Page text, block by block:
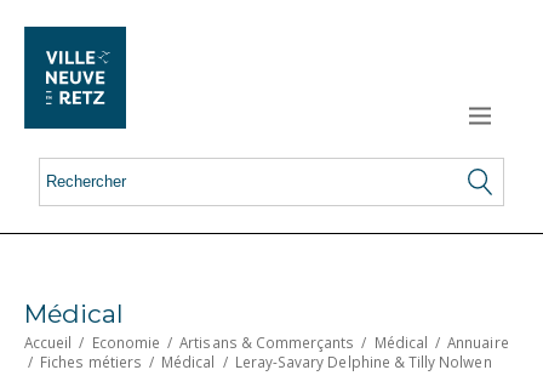
Médical
Accueil / Economie /Artisans & Commerçants / Médical /Annuaire
/ Fiches métiers / Médical / Leray-Savary Delphine & Tilly Nolwen